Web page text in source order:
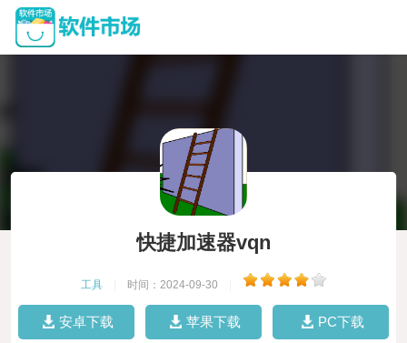
快捷加速器vqn
工具 时间：2024-09-30
安卓下载 苹果下载 PC下载